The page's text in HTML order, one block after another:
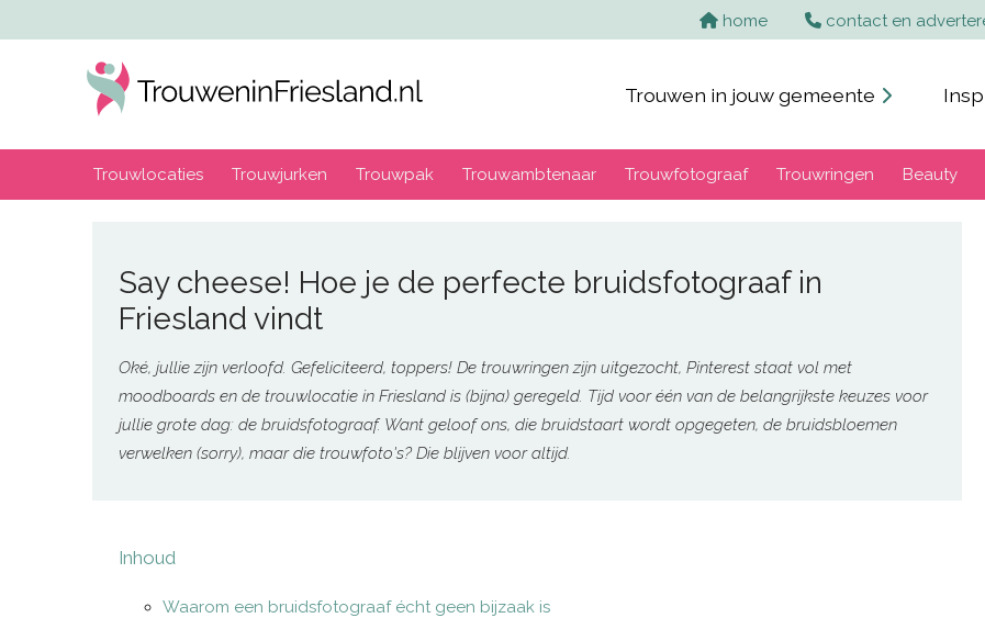
homeHome contact en
Trouwen in jouw gemeente
Trouwlocaties Trouwjurken Trouwpak Trouwambtenaar Trouwfotograaf Trouwringen Beauty
Say cheese! Hoe je de perfecte bruidsfotograaf in
Friesland vindt
Oké, jullie zijn verloofd. Gefeliciteerd, toppers! De trouwringen zijn uitgezocht, Pinterest staat vol met
moodboards en de trouwlocatie in Friesland is (bijna) geregeld. Tijd voor één van de belangrijkste keuzes voor
jullie grote dag: de bruidsfotograaf. Want geloof ons, die bruidstaart wordt opgegeten, de bruidsbloemen
verwelken (sorry), maar die trouwfoto's? Die blijven voor altijd.
Inhoud
Waarom een bruidsfotograaf écht geen bijzaak is